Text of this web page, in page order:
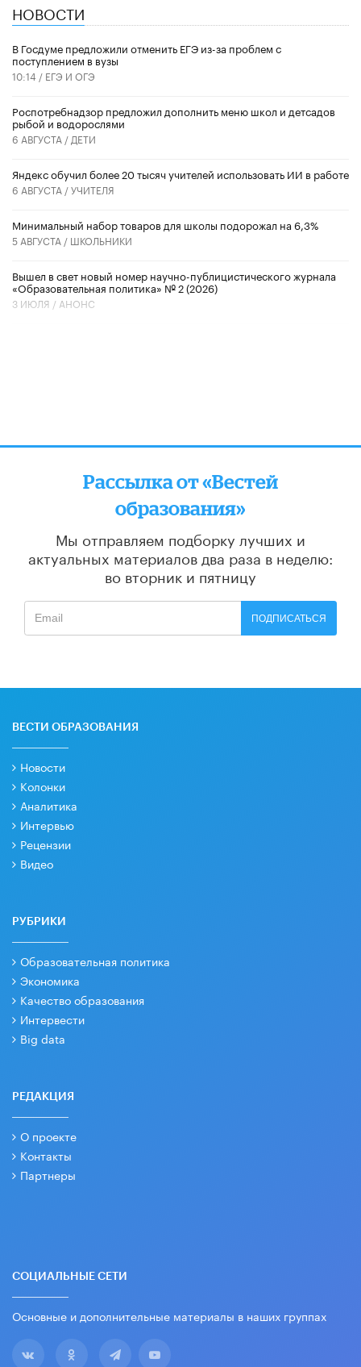
НОВОСТИ
В Госдуме предложили отменить ЕГЭ из-за проблем с
поступлением в вузы
10:14 / ЕГЭ И ОГЭ
Роспотребнадзор предложил дополнить меню школ и детсадов
рыбой и водорослями
6 АВГУСТА / ДЕТИ
​Яндекс обучил более 20 тысяч учителей использовать ИИ в работе
6 АВГУСТА /УЧИТЕЛЯ
Минимальный набор товаров для школы подорожал на 6,3%
5 АВГУСТА / ШКОЛЬНИКИ
Вышел в свет новый номер научно-публицистического журнала
«Образовательная политика» № 2 (2026)
3 ИЮЛЯ / АНОНС
Рассылка от «Вестей
образования»
Мы отправляем подборку лучших и
актуальных материалов два раза в неделю:
во вторник и пятницу
ПОДПИСАТЬСЯ
ВЕСТИ ОБРАЗОВАНИЯ
Новости
Колонки
Аналитика
Интервью
Рецензии
Видео
РУБРИКИ
Образовательная политика
Экономика
Качество образования
Интервести
Big data
РЕДАКЦИЯ
О проекте
Контакты
Партнеры
СОЦИАЛЬНЫЕ СЕТИ
Основные и дополнительные материалы в наших группах